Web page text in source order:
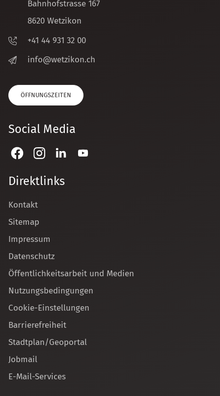
Bahnhofstrasse 167
8620 Wetzikon
+41 44 931 32 00
nf
w tz k n ch
ÖFFNUNGSZEITEN
Social Media
Direktlinks
Kontakt
Sitemap
Impressum
Datenschutz
Öffentlichkeitsarbeit und Medien
Nutzungsbedingungen
Cookie-Einstellungen
Barrierefreiheit
Stadtplan/Geoportal
Jobmail
E-Mail-Services